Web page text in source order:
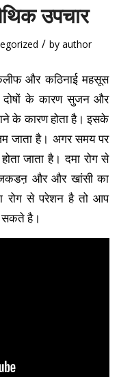
उपचार
/ by author
और कठिनाई महसूस
दोषों के कारण सुजन और
के कारण होता है। इसके
है। अगर समय पर
जाता है। दमा रोग से
जकडऩ और और खांसी का
रोग से परेशन है तो आप
सकते है।